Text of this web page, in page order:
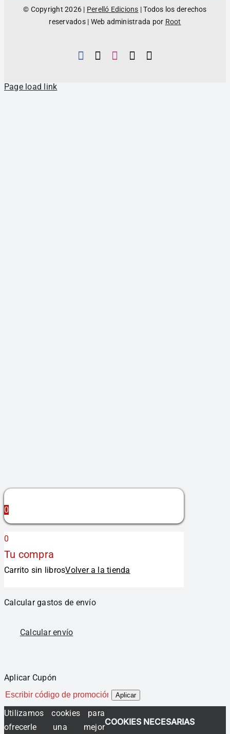
© Copyright 2026 | Perelló Edicions | Todos los derechos
reservados | Web administrada por Root
Page load link
0
0
Tu compra
Carrito sin librosVolver a la tienda
Calcular gastos de envío
Calcular envío
Aplicar Cupón
Aplicar
Utilizamos cookies para
ofrecerle una mejor
COOKIES NECESARIAS